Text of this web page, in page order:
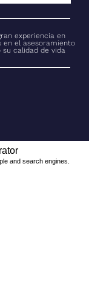
experiencia en
en el asesoramiento
su calidad de vida
and search engines.